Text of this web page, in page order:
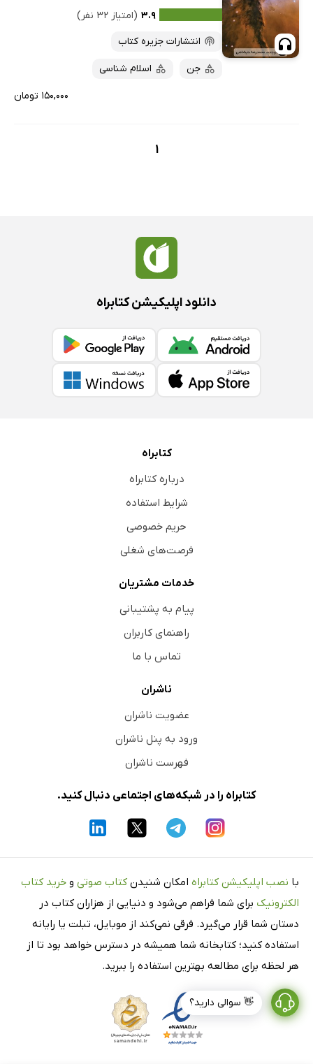
۳.۹ (امتیاز ۳۲ نفر)
انتشارات جزیره کتاب
جن اسلام شناسی
۱۵۰,۰۰۰ تومان
1
👋 سوالی دارید؟
دانلود اپلیکیشن کتابراه
کتابراه
درباره کتابراه
شرایط استفاده
حریم خصوصی
فرصت‌های شغلی
خدمات مشتریان
پیام به پشتیبانی
راهنمای کاربران
تماس با ما
ناشران
عضویت ناشران
ورود به پنل ناشران
فهرست ناشران
کتابراه را در شبکه‌های اجتماعی دنبال کنید.
با نصب اپلیکیشن کتابراه امکان شنیدن کتاب صوتی و خرید کتاب
الکترونیک برای شما فراهم می‌شود و دنیایی از هزاران کتاب در
دستان شما قرار می‌گیرد. فرقی نمی‌کند از موبایل، تبلت یا رایانه
استفاده کنید؛ کتابخانه شما همیشه در دسترس خواهد بود تا از
هر لحظه برای مطالعه بهترین استفاده را ببرید.